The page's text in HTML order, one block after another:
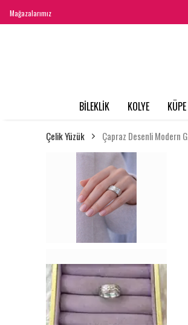
Mağazalarımız
BİLEKLİK KOLYE KÜPE
Çelik Yüzük Çapraz Desenli Modern